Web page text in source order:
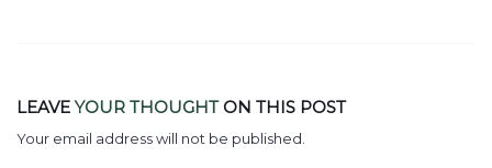
LEAVEYOUR THOUGHTON THIS POST
Your email address will not be published.